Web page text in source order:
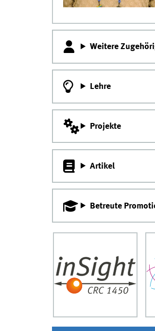
Weitere
Lehre
Projekte
Artikel
Betreute